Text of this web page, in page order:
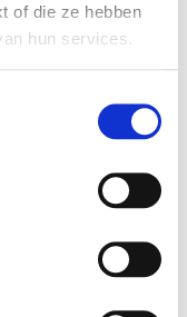
of die ze hebben
hun services.